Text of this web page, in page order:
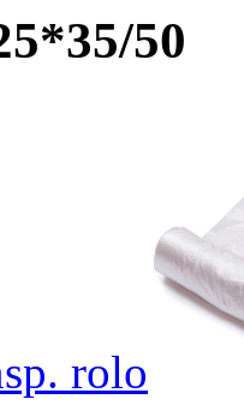
50
rolo